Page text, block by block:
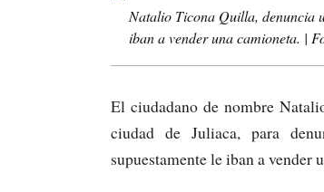
Natalio Ticona Quilla, denuncia
iban a vender una camioneta. |
El ciudadano de nombre
ciudad de Juliaca, para
supuestamente le iban a vender